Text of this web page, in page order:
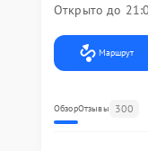
Открыто до
Маршрут
ОбзорОтзывы 300